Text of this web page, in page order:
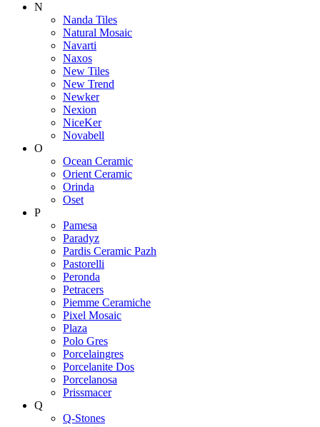
N
Nanda Tiles
Natural Mosaic
Navarti
Naxos
New Tiles
New Trend
Newker
Nexion
NiceKer
Novabell
O
Ocean Ceramic
Orient Ceramic
Orinda
Oset
P
Pamesa
Paradyz
Pardis Ceramic Pazh
Pastorelli
Peronda
Petracers
Piemme Ceramiche
Pixel Mosaic
Plaza
Polo Gres
Porcelaingres
Porcelanite Dos
Porcelanosa
Prissmacer
Q
Q-Stones